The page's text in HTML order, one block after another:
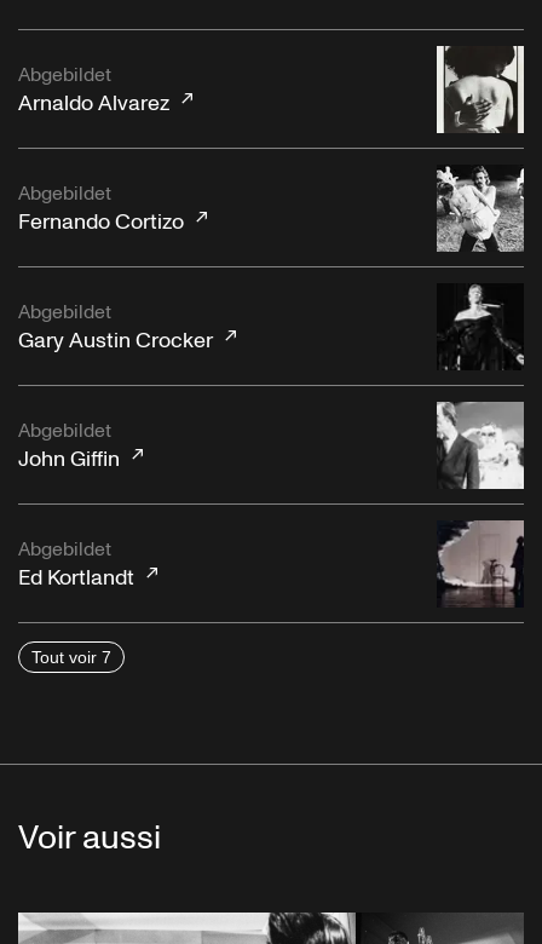
Abgebildet
Arnaldo Alvarez
Abgebildet
Fernando Cortizo
Abgebildet
Gary Austin Crocker
Abgebildet
John Giffin
Abgebildet
Ed Kortlandt
Tout voir 7
Voir aussi